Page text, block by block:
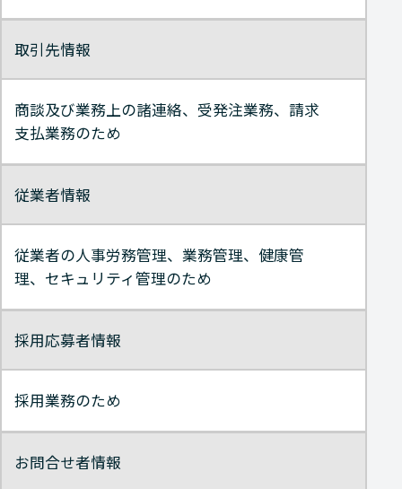
取引先情報
商談及び業務上の諸連絡、受発注業務、請求
支払業務のため
従業者情報
従業者の人事労務管理、業務管理、健康管
理、セキュリティ管理のため
採用応募者情報
採用業務のため
お問合せ者情報